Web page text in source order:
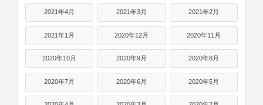
2021年4月 2021年3月 2021年2月
2021年1月 2020年12月 2020年11月
2020年10月 2020年9月 2020年8月
2020年7月 2020年6月 2020年5月